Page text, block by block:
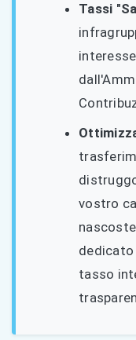
Tassi
vostro
dedicato
tasso